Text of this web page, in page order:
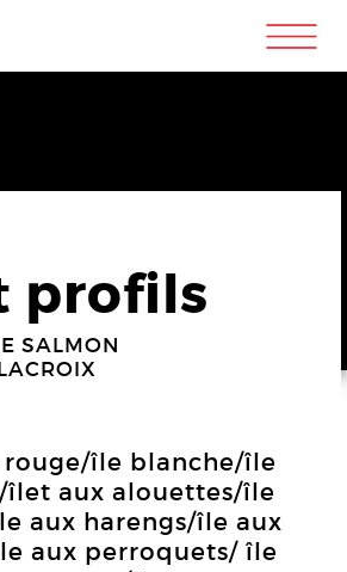
m
profils
SALMON
île blanche/île
îlet aux alouettes/île
aux harengs/île aux
aux perroquets/ île